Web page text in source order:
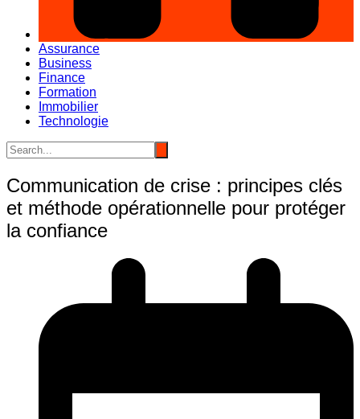
Assurance
Business
Finance
Formation
Immobilier
Technologie
Communication de crise : principes clés
et méthode opérationnelle pour protéger
la confiance